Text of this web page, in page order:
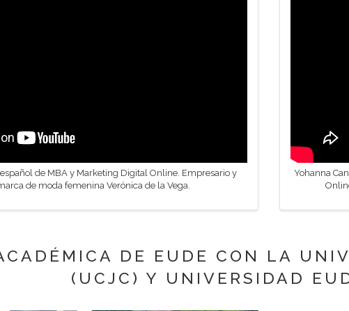
de MBA y Marketing Digital Online. Empresario y
de moda femenina Verónica de la Vega.
Yohanna
DE EUDE CON LA
(UCJC) Y UNIVERSIDAD